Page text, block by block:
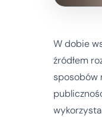
W dobie
źródłem
sposobów